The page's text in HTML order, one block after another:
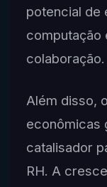
potencial de
computação
colaboração.
Além disso,
econômicas
catalisador
RH. A